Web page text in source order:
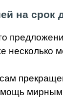
на срок
несколько